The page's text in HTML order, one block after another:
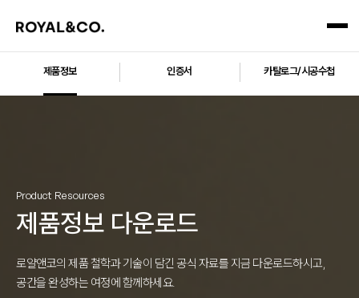
제품정보 인증서 카탈로그/시공수첩
Product Resources
제품정보 다운로드
로얄앤코의 제품 철학과 기술이 담긴 공식 자료를 지금 다운로드하시고,
공간을 완성하는 여정에 함께하세요.